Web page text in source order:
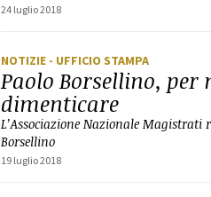
24 luglio 2018
NOTIZIE - UFFICIO STAMPA
Paolo Borsellino, per
dimenticare
L’Associazione Nazionale Magistrati
Borsellino
19 luglio 2018